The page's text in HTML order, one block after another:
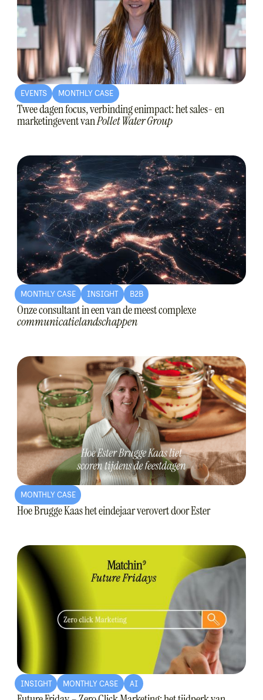
EVENTS MONTHLY CASE
Twee dagen focus, verbinding enimpact: het sales- en
marketingevent vanPollet Water Group
MONTHLY CASE INSIGHT B2B
Onze consultant in een van de meest complexe
communicatielandschappen
MONTHLY CASE
Hoe Brugge Kaas het eindejaar verovert door Ester
INSIGHT MONTHLY CASE AI